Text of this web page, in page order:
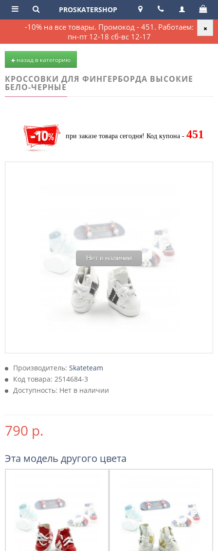
-10% на все товары. Промокод - 451. Работаем:
пн-пт 12-18 сб-вс 12-17
PROSKATERSHOP
назад в категорию
КРОССОВКИ ДЛЯ ФИНГЕРБОРДА ВЫСОКИЕ
БЕЛО-ЧЕРНЫЕ
при заказе товара сегодня! Код купона - 451
Нет в наличии
Производитель: Skateteam
Код товара: 2514684-3
Доступность: Нет в наличии
790 р.
Эта модель другого цвета